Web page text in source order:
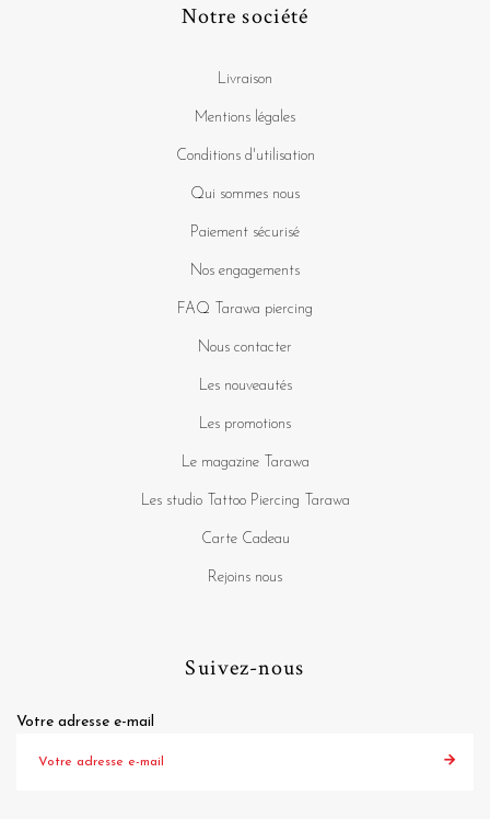
Notre société
Livraison
Mentions légales
Conditions d'utilisation
Qui sommes nous
Paiement sécurisé
Nos engagements
FAQ Tarawa piercing
Nous contacter
Les nouveautés
Les promotions
Le magazine Tarawa
Les studio Tattoo Piercing Tarawa
Carte Cadeau
Rejoins nous
Suivez-nous
Votre adresse e-mail